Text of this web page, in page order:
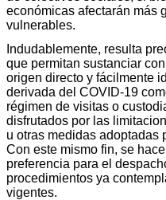
económicas afectarán más
vulnerables.
Indudablemente, resulta
que permitan sustanciar
origen directo y fácilmente
derivada del COVID-19
régimen de visitas o
disfrutados por las
u otras medidas adoptadas
Con este mismo fin, se
preferencia para el
procedimientos ya
vigentes.